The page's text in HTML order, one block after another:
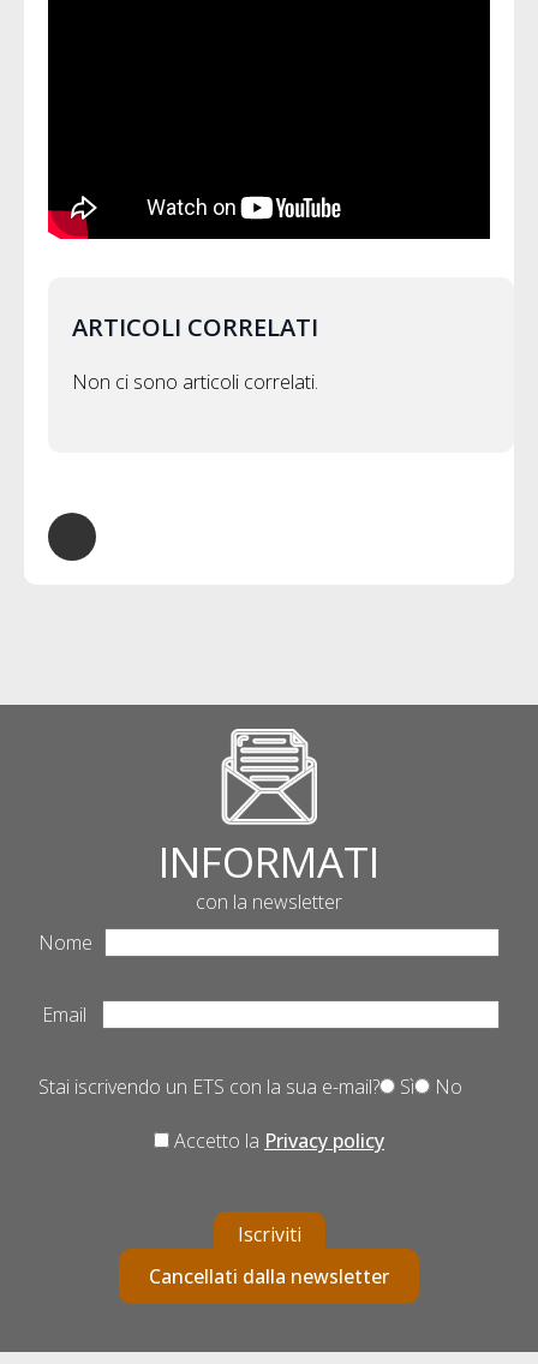
ARTICOLI CORRELATI
Non ci sono articoli correlati.
INFORMATI
con la newsletter
Nome
Email
Stai iscrivendo un ETS con la sua e-mail? Sì No
Accetto la Privacy policy
Iscriviti
Cancellati dalla newsletter